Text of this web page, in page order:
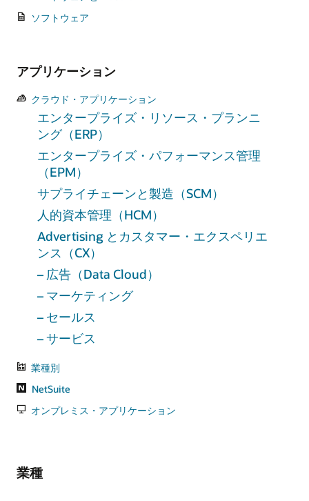
ソフトウェア
アプリケーション
クラウド・アプリケーション
エンタープライズ・リソース・プランニ
ング（ERP）
エンタープライズ・パフォーマンス管理
（EPM）
サプライチェーンと製造（SCM）
人的資本管理（HCM）
Advertising とカスタマー・エクスペリエ
ンス（CX）
– 広告（Data Cloud）
– マーケティング
– セールス
– サービス
業種別
NetSuite
オンプレミス・アプリケーション
業種